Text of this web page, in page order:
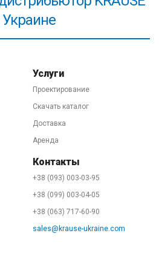
Хотя, скажем по секрету))),
на лестницы KRAUSE,
при правильной
с
правилами безопасного
оборудования
Украине
Услуги
Проектирование
Скачать каталог
Доставка
Аренда
Контакты
+38 (093) 003-03-95
+38 (099) 003-04-05
+38 (063) 717-60-90
sales@krause-ukraine.com